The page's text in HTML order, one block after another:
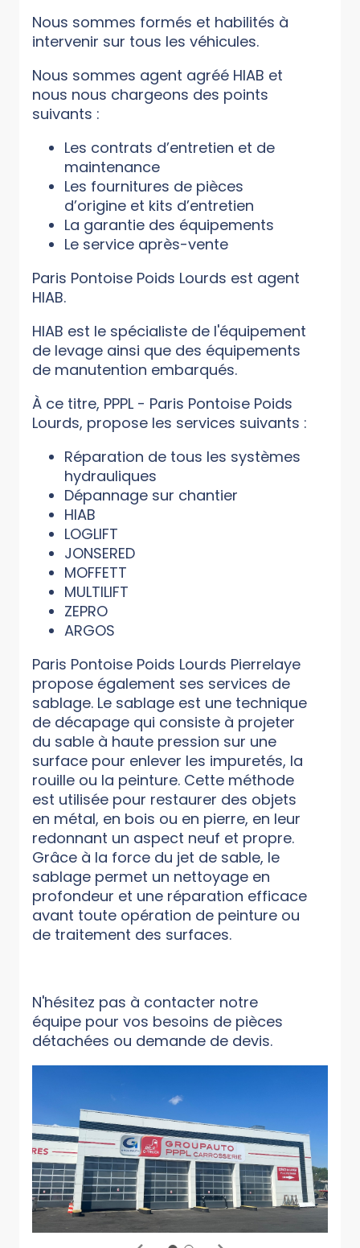
Nous sommes formés et habilités à
intervenir sur tous les véhicules.
Nous sommes agent agréé HIAB et
nous nous chargeons des points
suivants :
Les contrats d’entretien et de
maintenance
Les fournitures de pièces
d’origine et kits d’entretien
La garantie des équipements
Le service après-vente
Paris Pontoise Poids Lourds est agent
HIAB.
HIAB est le spécialiste de l'équipement
de levage ainsi que des équipements
de manutention embarqués.
À ce titre, PPPL - Paris Pontoise Poids
Lourds, propose les services suivants :
Réparation de tous les systèmes
hydrauliques
Dépannage sur chantier
HIAB
LOGLIFT
JONSERED
MOFFETT
MULTILIFT
ZEPRO
ARGOS
Paris Pontoise Poids Lourds Pierrelaye
propose également ses services de
sablage. Le sablage est une technique
de décapage qui consiste à projeter
du sable à haute pression sur une
surface pour enlever les impuretés, la
rouille ou la peinture. Cette méthode
est utilisée pour restaurer des objets
en métal, en bois ou en pierre, en leur
redonnant un aspect neuf et propre.
Grâce à la force du jet de sable, le
sablage permet un nettoyage en
profondeur et une réparation efficace
avant toute opération de peinture ou
de traitement des surfaces.
N'hésitez pas à contacter notre
équipe pour vos besoins de pièces
détachées ou demande de devis.